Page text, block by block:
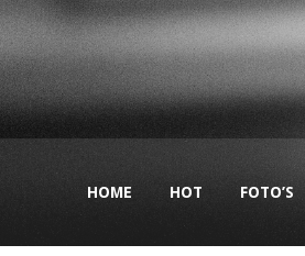
HOME HOT FOTO’S